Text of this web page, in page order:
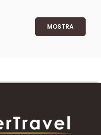
MOSTRA